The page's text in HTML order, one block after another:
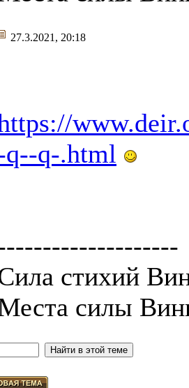
27.3.2021, 20:18
q--q-.html
стихий
силы